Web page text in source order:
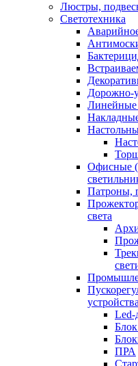
Люстры,
Светотехника
Дорожно-
Линейные
Офисные
Патроны,
света
Led-
ПРА